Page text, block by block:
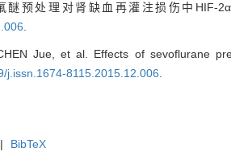
醚预处理对肾缺血再灌注损伤中HIF-
.
Jue, et al. Effects of sevoflurane
j.issn.1674-8115.2015.12.006.
| BibTeX